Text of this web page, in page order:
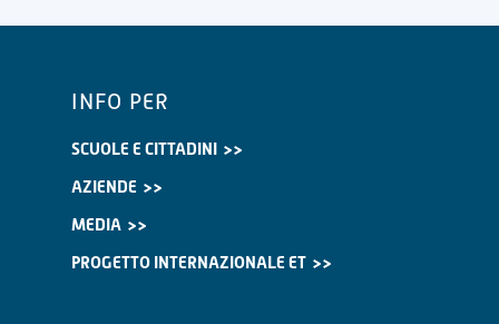
INFO PER
SCUOLE E CITTADINI
AZIENDE
MEDIA
PROGETTO INTERNAZIONALE ET